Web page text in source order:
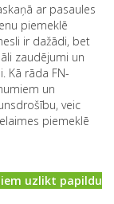
ar pasaules
piemeklē
ir dažādi, bet
zaudējumi un
Kā rāda FN-
un
veic
piemeklē
uzlikt papildu